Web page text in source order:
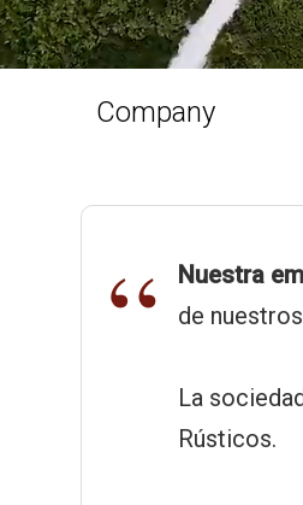
Company
Nuestra
de
La
Rústicos.